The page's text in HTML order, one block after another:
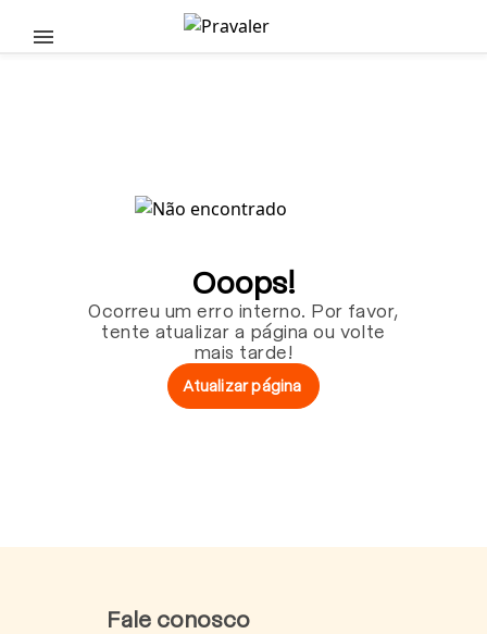
Pular para o conteúdo principal
Ooops!
Ocorreu um erro interno. Por favor,
tente atualizar a página ou volte
mais tarde!
Atualizar página
Fale conosco